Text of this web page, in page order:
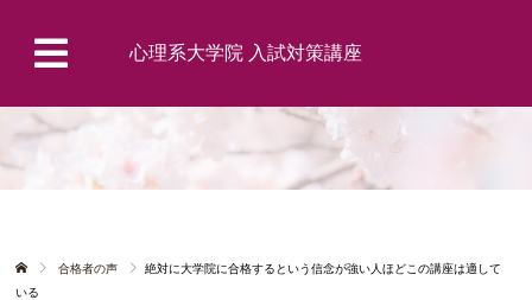
心理系大学院 入試対策講座
合格者の声
絶対に大学院に合格するという信念が強い人ほどこの講座は適して
いる